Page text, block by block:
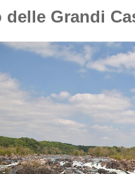
delle Grandi